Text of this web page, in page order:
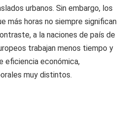
urbanos. Sin embargo, los
más horas no siempre significan
a la naciones de país de
trabajan menos tiempo y
eficiencia económica,
muy distintos.